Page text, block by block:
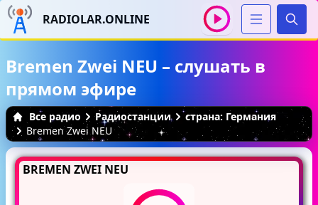
RADIOLAR.ONLINE
Bremen Zwei NEU – слушать в
прямом эфире
Все радио Радиостанции
страна: Германия
Bremen Zwei NEU
BREMEN ZWEI NEU